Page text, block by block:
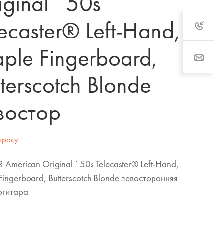
Left-Hand,
Fingerboard,
Blonde
American Original `50s Telecaster® Left-Hand,
Butterscotch Blonde левосторонняя